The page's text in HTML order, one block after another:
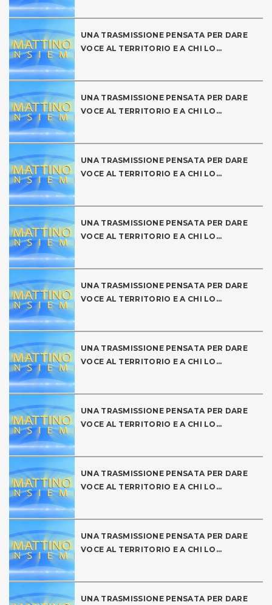
UNA TRASMISSIONE PENSATA PER DARE
VOCE AL TERRITORIO E A CHI LO...
UNA TRASMISSIONE PENSATA PER DARE
VOCE AL TERRITORIO E A CHI LO...
UNA TRASMISSIONE PENSATA PER DARE
VOCE AL TERRITORIO E A CHI LO...
UNA TRASMISSIONE PENSATA PER DARE
VOCE AL TERRITORIO E A CHI LO...
UNA TRASMISSIONE PENSATA PER DARE
VOCE AL TERRITORIO E A CHI LO...
UNA TRASMISSIONE PENSATA PER DARE
VOCE AL TERRITORIO E A CHI LO...
UNA TRASMISSIONE PENSATA PER DARE
VOCE AL TERRITORIO E A CHI LO...
UNA TRASMISSIONE PENSATA PER DARE
VOCE AL TERRITORIO E A CHI LO...
UNA TRASMISSIONE PENSATA PER DARE
VOCE AL TERRITORIO E A CHI LO...
UNA TRASMISSIONE PENSATA PER DARE